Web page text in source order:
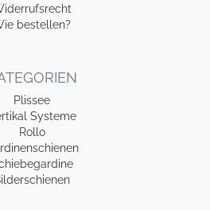
bestellen?
Plissee
Systeme
Rollo